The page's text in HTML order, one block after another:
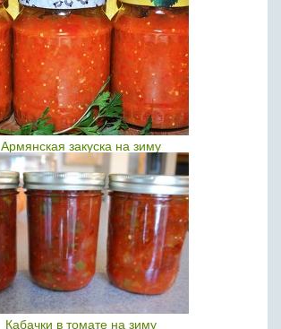
Армянская закуска на зиму
Кабачки в томате на зиму